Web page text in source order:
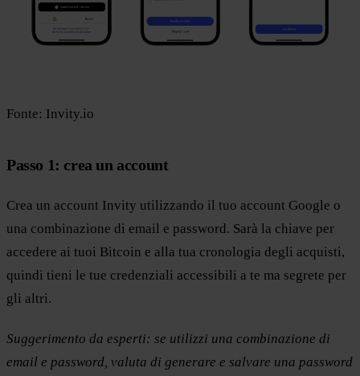
Fonte: Invity.io
Passo 1: crea un account
Crea un account Invity utilizzando il tuo account Google o
una combinazione di email e password. Sarà la chiave per
accedere ai tuoi Bitcoin e alla tua cronologia degli acquisti,
quindi tieni le tue credenziali accessibili a te ma segrete per
gli altri.
Suggerimento da esperti: se utilizzi una combinazione di
email e password, valuta di generare e salvare una password